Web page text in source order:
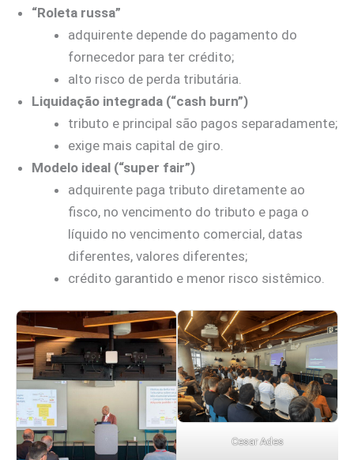
“Roleta russa”
adquirente depende do pagamento do
fornecedor para ter crédito;
alto risco de perda tributária.
Liquidação integrada (“cash burn”)
tributo e principal são pagos separadamente;
exige mais capital de giro.
Modelo ideal (“super fair”)
adquirente paga tributo diretamente ao
fisco, no vencimento do tributo e paga o
líquido no vencimento comercial, datas
diferentes, valores diferentes;
crédito garantido e menor risco sistêmico.
Cesar Ades